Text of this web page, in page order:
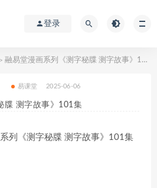
登录
> 融易堂漫画系列《测字秘牒 测字故事》101集
易课堂 2025-06-06
牒 测字故事》101集
列《测字秘牒 测字故事》101集